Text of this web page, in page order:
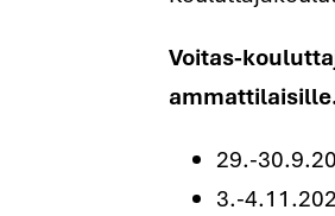
Voitas-
29.-
3.-